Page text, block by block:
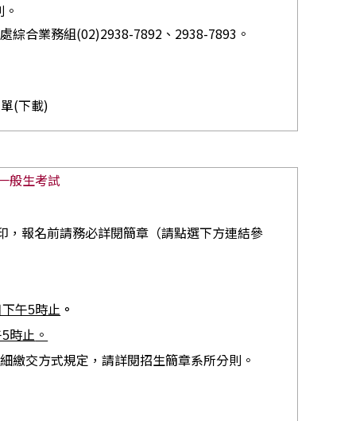
綜合業務組(02)2938-7892、2938-7893。
(下載)
般生考試
，報名前請務必詳閱簡章（請點選下方連結參
午5時止 。
時止 。
繳交方式規定，請詳閱招生簡章系所分則。